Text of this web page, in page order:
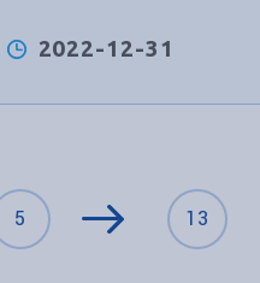
2022-12-31
5 13